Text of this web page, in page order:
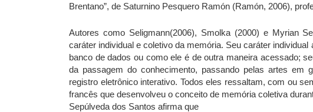
Brentano”, de Saturnino Pesquero Ramón (Ramón, 2006),
Autores como Seligmann(2006), Smolka (2000) e Myrian
caráter individual e coletivo da memória. Seu caráter
banco de dados ou como ele é de outra maneira acessado;
da passagem do conhecimento, passando pelas artes em
registro eletrônico interativo. Todos eles ressaltam, com ou
francês que desenvolveu o conceito de memória coletiva
Sepúlveda dos Santos afirma que